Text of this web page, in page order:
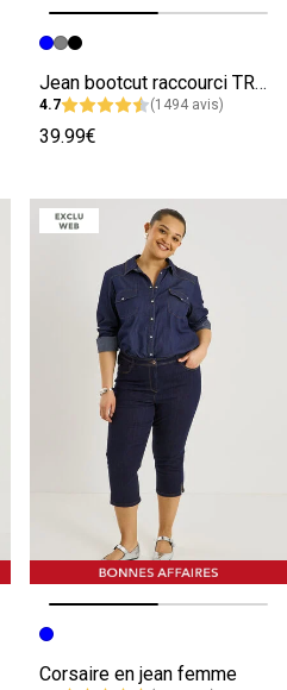
Image précédente
Image suivante
Jean bootcut raccourci TROPEZ RB02 femme
4.7 (1494 avis)
39.99€
Image précédente
Image suivante
Corsaire en jean femme